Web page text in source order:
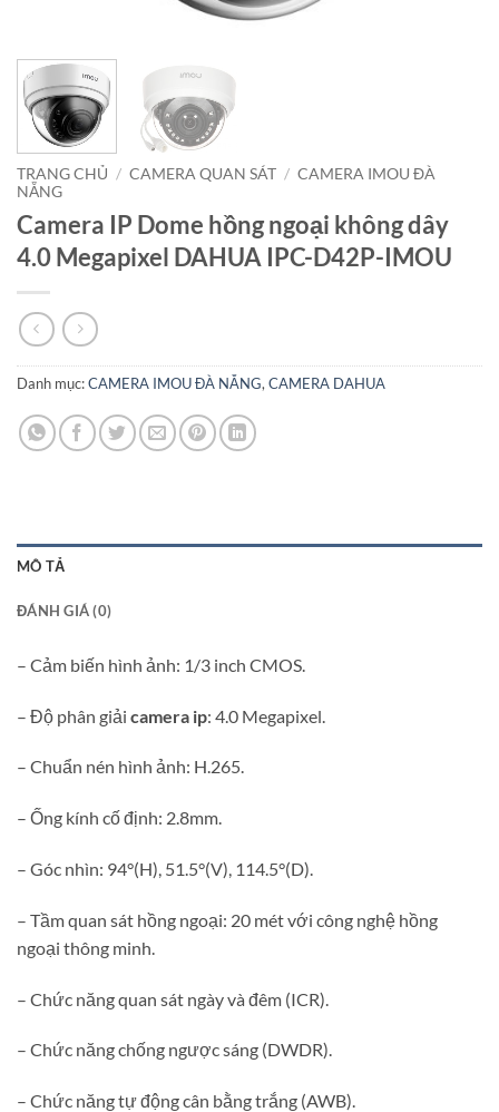
TRANG CHỦ / CAMERA QUAN SÁT / CAMERA IMOU ĐÀ
NẴNG
Camera IP Dome hồng ngoại không dây
4.0 Megapixel DAHUA IPC-D42P-IMOU
Danh mục:CAMERA IMOU ĐÀ NẴNG, CAMERA DAHUA
MÔ TẢ
ĐÁNH GIÁ (0)
– Cảm biến hình ảnh: 1/3 inch CMOS.
– Độ phân giải camera ip: 4.0 Megapixel.
– Chuẩn nén hình ảnh: H.265.
– Ống kính cố định: 2.8mm.
– Góc nhìn: 94°(H), 51.5°(V), 114.5°(D).
– Tầm quan sát hồng ngoại: 20 mét với công nghệ hồng
ngoại thông minh.
– Chức năng quan sát ngày và đêm (ICR).
– Chức năng chống ngược sáng (DWDR).
– Chức năng tự động cân bằng trắng (AWB).